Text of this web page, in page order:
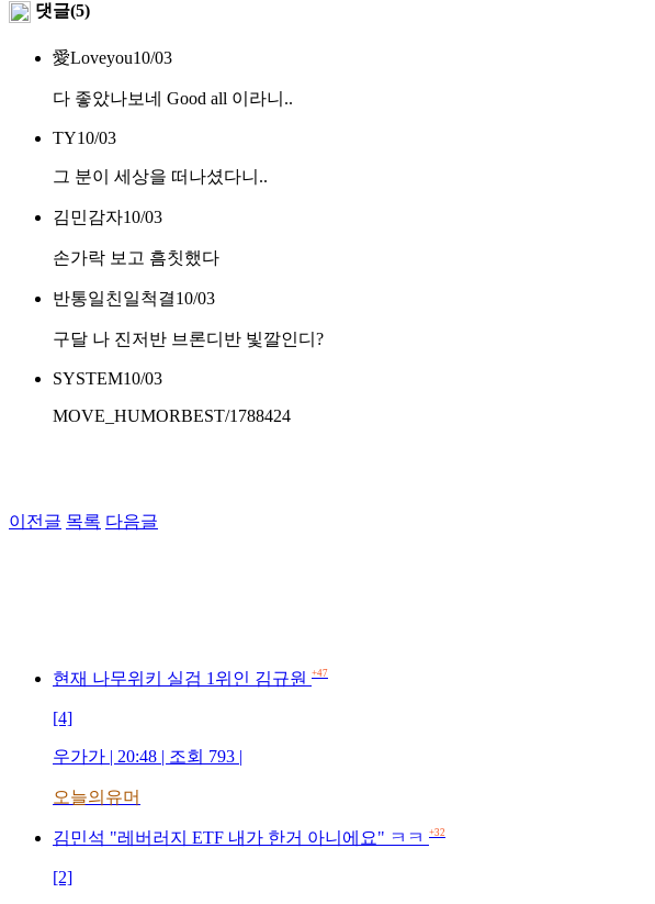
댓글(5)
愛Loveyou10/03
다 좋았나보네 Good all 이라니..
TY10/03
그 분이 세상을 떠나셨다니..
김민감자10/03
손가락 보고 흠칫했다
반통일친일척결10/03
구달 나 진저반 브론디반 빛깔인디?
SYSTEM10/03
MOVE_HUMORBEST/1788424
이전글 목록 다음글
현재 나무위키 실검 1위인 김규원 +47
[4]
우가가 | 20:48 | 조회 793 |
오늘의유머
김민석 "레버러지 ETF 내가 한거 아니에요" ㅋㅋ +32
[2]